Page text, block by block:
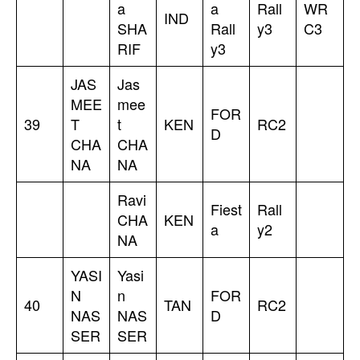
a
SHA
RIF
IND
a
Rall
y3
Rall
y3
WR
C3
39
JAS
MEE
T
CHA
NA
Jas
mee
t
CHA
NA
KEN
FOR
D
RC2
Ravi
CHA
NA
KEN
Fiest
a
Rall
y2
40
YASI
N
NAS
SER
Yasi
n
NAS
SER
TAN
FOR
D
RC2